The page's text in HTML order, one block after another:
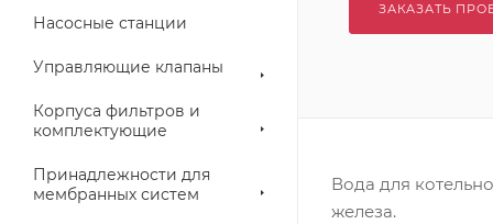
Насосные станции
Управляющие клапаны
Корпуса фильтров и
комплектующие
Принадлежности для
мембранных систем
ЗАКАЗАТЬ
Вода для
железа.